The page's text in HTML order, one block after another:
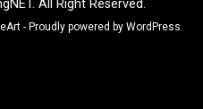
All Right Reserved.
- Proudly powered by WordPress.